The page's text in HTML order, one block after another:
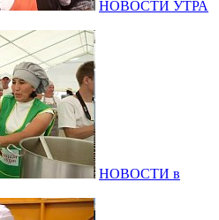
НОВОСТИ УТРА
НОВОСТИ в